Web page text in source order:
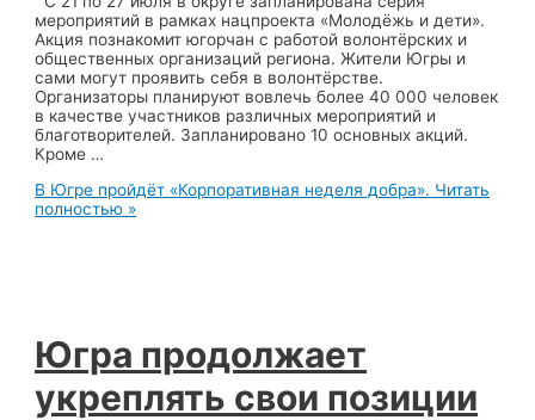
мероприятий в рамках нацпроекта «Молодёжь и дети».
Акция познакомит югорчан с работой волонтёрских и
общественных организаций региона. Жители Югры и
сами могут проявить себя в волонтёрстве.
Организаторы планируют вовлечь более 40 000 человек
в качестве участников различных мероприятий и
благотворителей. Запланировано 10 основных акций.
Кроме …
В Югре пройдёт «Корпоративная неделя добра». Читать
полностью »
Югра продолжает
укреплять свои позиции